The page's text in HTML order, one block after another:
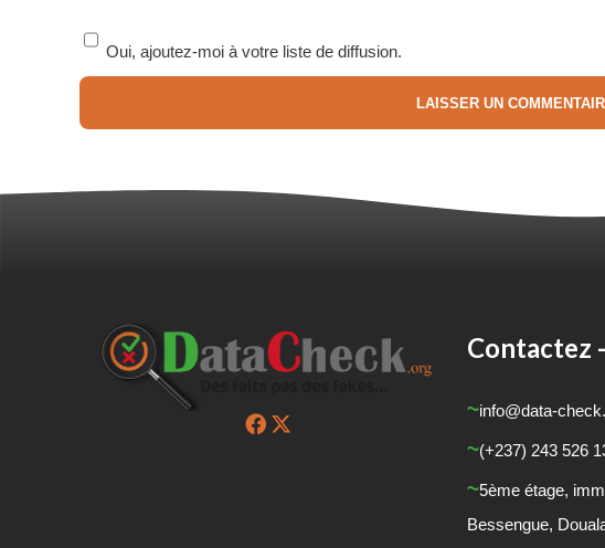
Oui, ajoutez-moi à votre liste de diffusion.
Contactez
info@data-
(+237) 243 526
5èmeétage,
Bessengue,